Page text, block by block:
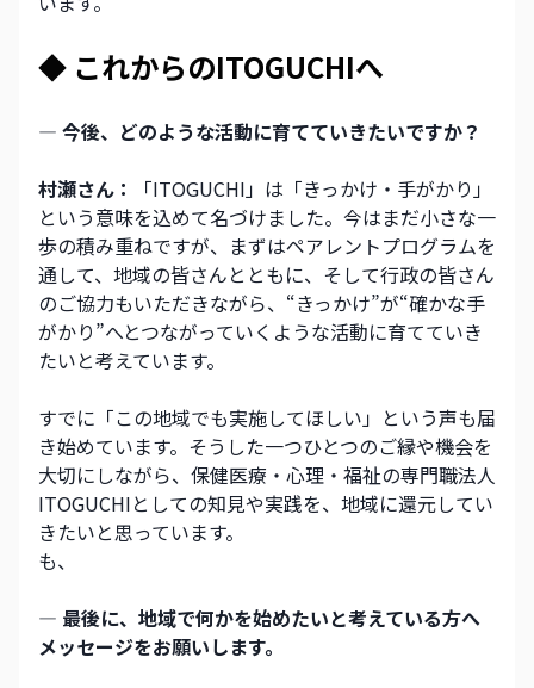
◆ これからのITOGUCHIへ
― 今後、どのような活動に育てていきたいですか？
村瀬さん：
「ITOGUCHI」は「きっかけ・手がかり」
という意味を込めて名づけました。今はまだ小さな一
歩の積み重ねですが、まずはペアレントプログラムを
通して、地域の皆さんとともに、そして行政の皆さん
のご協力もいただきながら、“きっかけ”が“確かな手
がかり”へとつながっていくような活動に育てていき
たいと考えています。
すでに「この地域でも実施してほしい」という声も届
き始めています。そうした一つひとつのご縁や機会を
大切にしながら、保健医療・心理・福祉の専門職法人
ITOGUCHIとしての知見や実践を、地域に還元してい
きたいと思っています。
も、
― 最後に、地域で何かを始めたいと考えている方へ
メッセージをお願いします。